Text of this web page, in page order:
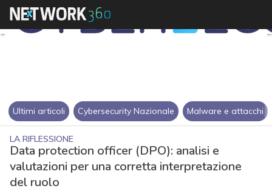
Ultimi articoli Cybersecurity Nazionale Malware e attacchi
LA RIFLESSIONE
Data protection officer (DPO): analisi e
valutazioni per una corretta interpretazione
del ruolo